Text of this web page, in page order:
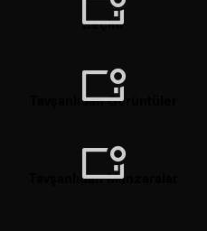
Seçim
Tavşanlıdan Görüntüler
Tavşanlıdan Manzaralar